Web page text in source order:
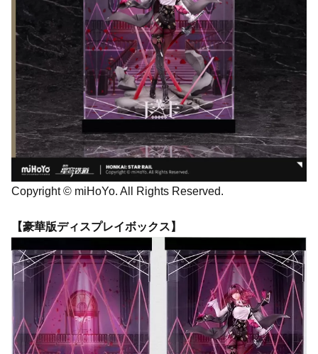
Copyright © miHoYo. All Rights Reserved.
【豪華版ディスプレイボックス】